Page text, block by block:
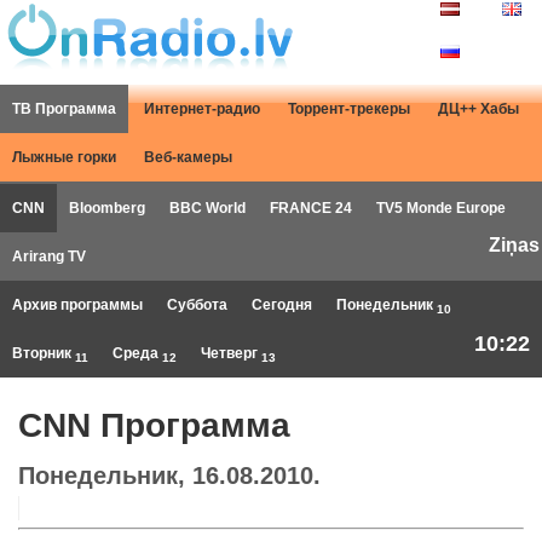
ТВ Программа Интернет-радио Торрент-трекеры ДЦ++ Хабы
Лыжные горки Веб-камеры
CNN Bloomberg BBC World FRANCE 24 TV5 Monde Europe
Arirang TV
Ziņas
Архив программы Суббота Сегодня Понедельник 10
Вторник 11 Среда 12 Четверг 13
10:22
CNN Программа
Понедельник, 16.08.2010.